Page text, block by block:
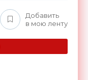
Добавить
в мою ленту